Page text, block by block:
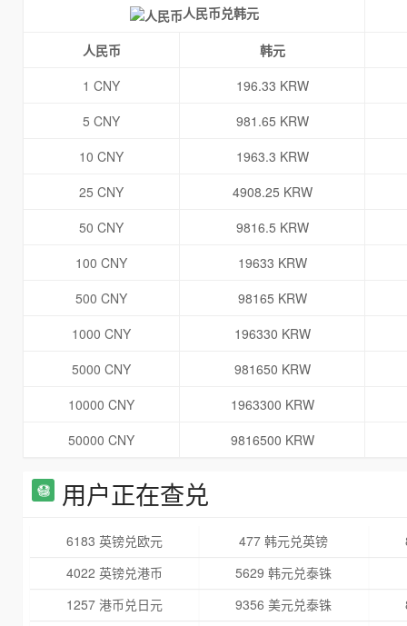
人民币兑韩元
人民币
韩元
1 CNY
196.33 KRW
5 CNY
981.65 KRW
10 CNY
1963.3 KRW
25 CNY
4908.25 KRW
50 CNY
9816.5 KRW
100 CNY
19633 KRW
500 CNY
98165 KRW
1000 CNY
196330 KRW
5000 CNY
981650 KRW
10000 CNY
1963300 KRW
50000 CNY
9816500 KRW
用户正在查兑
6183 英镑兑欧元 477 韩元兑英镑
4022 英镑兑港币
5629 韩元兑泰铢
1257 港币兑日元
9356 美元兑泰铢